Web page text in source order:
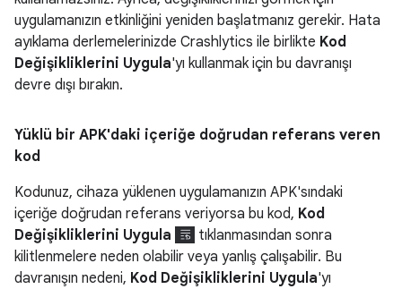
uygulamanızın etkinliğini yeniden başlatmanız gerekir. Hata
ayıklama derlemelerinizde Crashlytics ile birlikte Kod
Değişikliklerini Uygula'yı kullanmak için bu davranışı
devre dışı bırakın.
Yüklü bir APK'daki içeriğe doğrudan referans veren
kod
Kodunuz, cihaza yüklenen uygulamanızın APK'sındaki
içeriğe doğrudan referans veriyorsa bu kod, Kod
Değişikliklerini Uygula
tıklanmasından sonra
kilitlenmelere neden olabilir veya yanlış çalışabilir. Bu
davranışın nedeni, Kod Değişikliklerini Uygula'yı